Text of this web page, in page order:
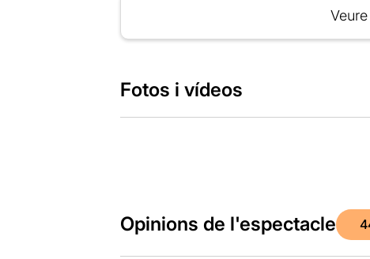
Fotos i vídeos
Opinions de l'espectacle